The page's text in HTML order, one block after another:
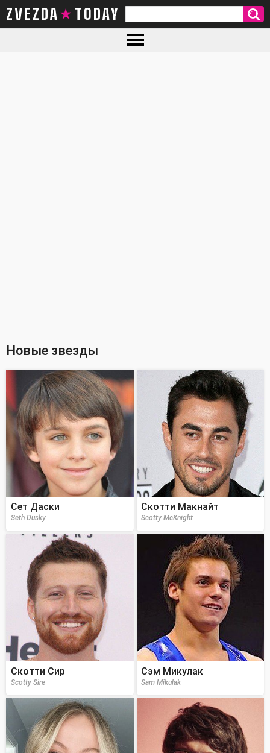
ZVEZDA TODAY
Новые звезды
Сет Даски
Seth Dusky
Скотти Макнайт
Scotty McKnight
Скотти Сир
Scotty Sire
Сэм Микулак
Sam Mikulak